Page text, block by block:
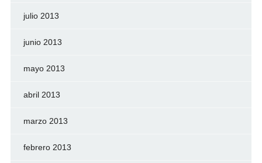
julio 2013
junio 2013
mayo 2013
abril 2013
marzo 2013
febrero 2013